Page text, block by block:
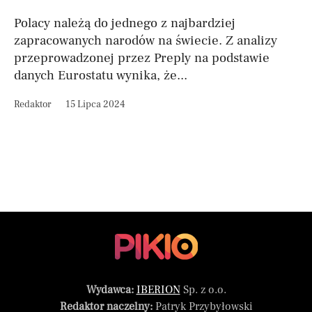
Polacy należą do jednego z najbardziej
zapracowanych narodów na świecie. Z analizy
przeprowadzonej przez Preply na podstawie
danych Eurostatu wynika, że...
Redaktor 15 Lipca 2024
Wydawca: IBERIONSp. z o.o.
Redaktor naczelny:Patryk Przybyłowski